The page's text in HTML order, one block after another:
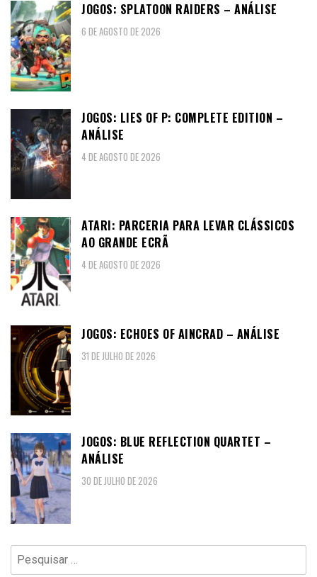
JOGOS: SPLATOON RAIDERS – ANÁLISE
6 DE AGOSTO DE 2026
JOGOS: LIES OF P: COMPLETE EDITION –
ANÁLISE
4 DE AGOSTO DE 2026
ATARI: PARCERIA PARA LEVAR CLÁSSICOS
AO GRANDE ECRÃ
4 DE AGOSTO DE 2026
JOGOS: ECHOES OF AINCRAD – ANÁLISE
31 DE JULHO DE 2026
JOGOS: BLUE REFLECTION QUARTET –
ANÁLISE
30 DE JULHO DE 2026
Pesquisar
por: